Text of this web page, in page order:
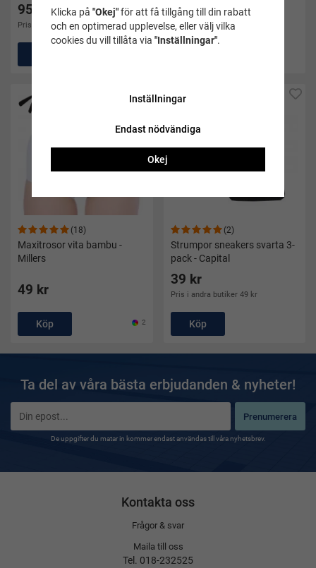
95 kr
Pris i andra butiker 199 kr
49 kr
Pris i andra butiker 95 kr
(18)
Maxitrosor vita bambu -
Millers
49 kr
Köp 2
(2)
Strumpor sneakers svarta 3-
pack - Capital
39 kr
Pris i andra butiker 49 kr
Köp
Ta del av våra bästa erbjudanden & nyheter!
Prenumerera
De uppgifter du matar in kommer endast användas till våra nyhetsbrev.
Kontakta oss
Frågor & svar
Maila till oss
Tel. 018-232525
Klicka på "Okej"för att få tillgång till din rabatt
och en optimerad upplevelse, eller välj vilka
cookies du vill tillåta via "Inställningar".
Inställningar
Endast nödvändiga
Okej